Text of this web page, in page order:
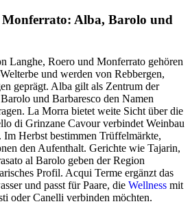
Alba, Barolo und
Langhe, Roero und Monferrato gehören
und werden von Rebbergen,
geprägt. Alba gilt als Zentrum der
und Barbaresco den Namen
La Morra bietet weite Sicht über die
di Grinzane Cavour verbindet Weinbau
Herbst bestimmen Trüffelmärkte,
den Aufenthalt. Gerichte wie Tajarin,
al Barolo geben der Region
Profil. Acqui Terme ergänzt das
und passt für Paare, die Wellness mit
oder Canelli verbinden möchten.